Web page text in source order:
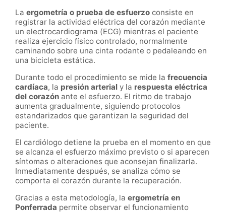
La ergometría o prueba de esfuerzo consiste en
registrar la actividad eléctrica del corazón mediante
un electrocardiograma (ECG) mientras el paciente
realiza ejercicio físico controlado, normalmente
caminando sobre una cinta rodante o pedaleando en
una bicicleta estática.
Durante todo el procedimiento se mide la frecuencia
cardíaca, la presión arterial y la respuesta eléctrica
del corazón ante el esfuerzo. El ritmo de trabajo
aumenta gradualmente, siguiendo protocolos
estandarizados que garantizan la seguridad del
paciente.
El cardiólogo detiene la prueba en el momento en que
se alcanza el esfuerzo máximo previsto o si aparecen
síntomas o alteraciones que aconsejan finalizarla.
Inmediatamente después, se analiza cómo se
comporta el corazón durante la recuperación.
Gracias a esta metodología, la ergometría en
Ponferrada permite observar el funcionamiento